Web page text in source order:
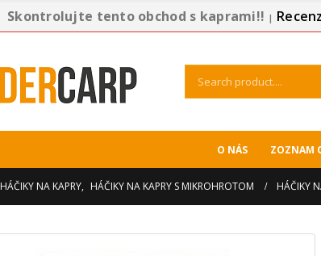
Skontrolujte tento obchod s kaprami!! |
O NÁS ZOZNAM
HÁČIKY NA KAPRY, HÁČIKY NA KAPRY S MIKROHROTOM HÁČIKY